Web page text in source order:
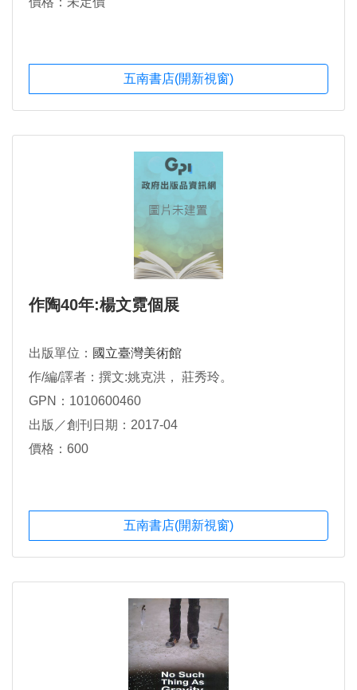
五南書店(開新視窗)
作陶40年:楊文霓個展
出版單位： 國立臺灣美術館
作/編/譯者：撰文:姚克洪， 莊秀玲。
GPN：1010600460
出版／創刊日期：2017-04
價格：600
五南書店(開新視窗)